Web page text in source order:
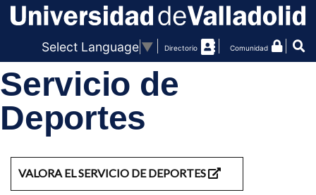
Select Language▼ Directorio Comunidad
Servicio de
Deportes
VALORA EL SERVICIO DE DEPORTES